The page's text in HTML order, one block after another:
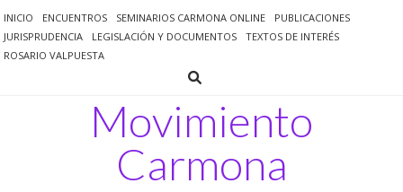
al
contenido
INICIO ENCUENTROS SEMINARIOS CARMONA ONLINE
PUBLICACIONES
JURISPRUDENCIA
LEGISLACIÓN Y DOCUMENTOS
TEXTOS DE INTERÉS
ROSARIO VALPUESTA
Movimiento
Carmona